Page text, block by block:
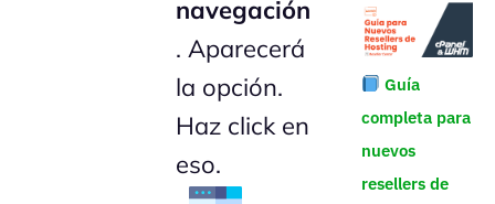
navegación
. Aparecerá
la opción.
Haz click en
eso.
Guía
completa para
nuevos
resellers de